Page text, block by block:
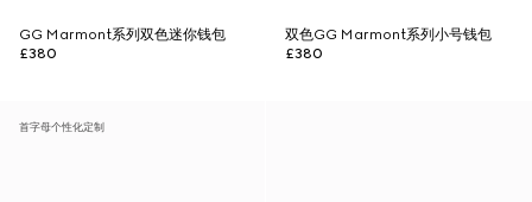
GG Marmont系列双色迷你钱包
£380
双色GG Marmont系列小号钱包
£380
首字母个性化定制